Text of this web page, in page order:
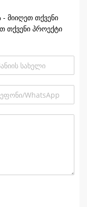
მიიღეთ თქვენი
თქვენი პროექტი